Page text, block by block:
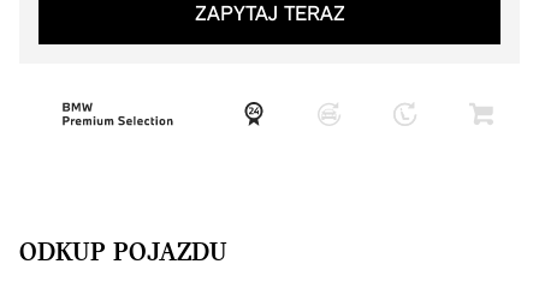
ZAPYTAJ TERAZ
ODKUP POJAZDU